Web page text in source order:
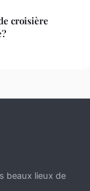
croisière
beaux lieux de